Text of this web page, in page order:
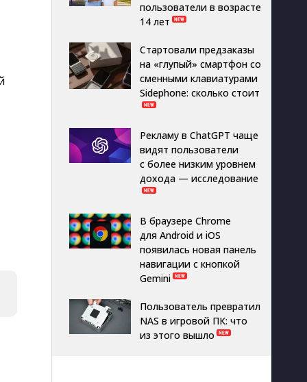
пользователи в возрасте
14 лет
Стартовали предзаказы
на «глупый» смартфон со
сменными клавиатурами
Sidephone: сколько стоит
Рекламу в ChatGPT чаще
видят пользователи
с более низким уровнем
дохода — исследование
В браузере Chrome
для Android и iOS
появилась новая панель
навигации с кнопкой
Gemini
Пользователь превратил
NAS в игровой ПК: что
из этого вышло